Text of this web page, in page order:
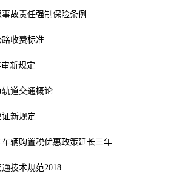
故责任强制保险条例
收费标准
新规定
轨道交通概论
新规定
辆购置税优惠政策延长三年
技术规范2018